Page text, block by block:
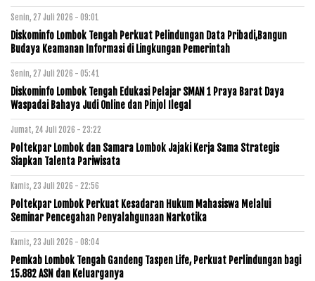
Senin, 27 Juli 2026 - 09:01
Diskominfo Lombok Tengah Perkuat Pelindungan Data Pribadi,Bangun
Budaya Keamanan Informasi di Lingkungan Pemerintah
Senin, 27 Juli 2026 - 05:41
Diskominfo Lombok Tengah Edukasi Pelajar SMAN 1 Praya Barat Daya
Waspadai Bahaya Judi Online dan Pinjol Ilegal
Jumat, 24 Juli 2026 - 23:22
Poltekpar Lombok dan Samara Lombok Jajaki Kerja Sama Strategis
Siapkan Talenta Pariwisata
Kamis, 23 Juli 2026 - 22:56
Poltekpar Lombok Perkuat Kesadaran Hukum Mahasiswa Melalui
Seminar Pencegahan Penyalahgunaan Narkotika
Kamis, 23 Juli 2026 - 08:04
Pemkab Lombok Tengah Gandeng Taspen Life, Perkuat Perlindungan bagi
15.882 ASN dan Keluarganya